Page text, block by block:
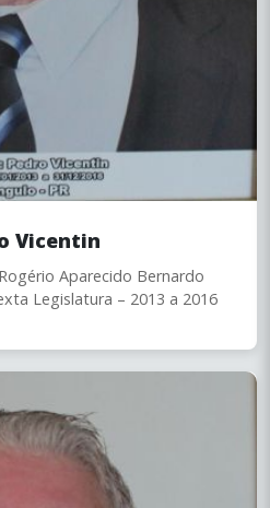
Vicentin
Aparecido Bernardo
Legislatura – 2013 a 2016